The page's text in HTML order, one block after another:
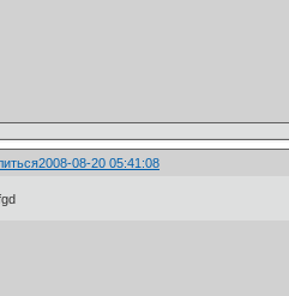
2008-08-20 05:41:08